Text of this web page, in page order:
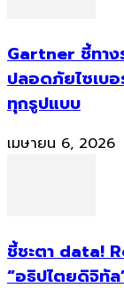
Gartner ชี้ทาง
ปลอดภัยไซเบ
ทุกรูปแบบ
เมษายน 6, 2026
ชี้ชะตา data!
“อธิปไตยดิจิทัล